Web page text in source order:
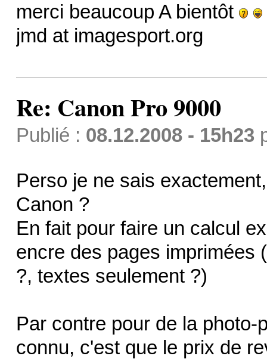
merci beaucoup A bientôt
jmd at imagesport.org
Re: Canon Pro 9000
Publié : 08.12.2008 - 15h23
Perso je ne sais
Canon ?
En fait pour faire un calcul
encre des pages imprimées
?, textes seulement ?)
Par contre pour de la
connu, c'est que le prix de